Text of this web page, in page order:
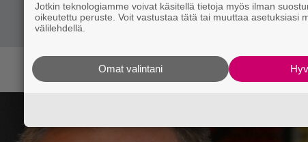
Jotkin teknologiamme voivat käsitellä tietoja myös ilman
oikeutettu peruste. Voit vastustaa tätä tai muuttaa asetuksiasi
välilehdellä.
Omat valintani